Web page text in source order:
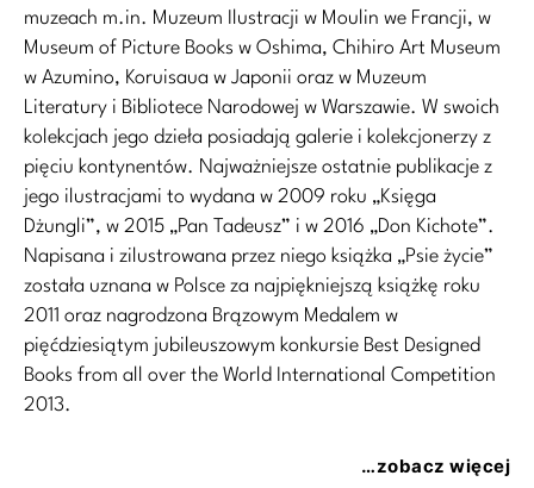
muzeach m.in. Muzeum Ilustracji w Moulin we Francji, w
Museum of Picture Books w Oshima, Chihiro Art Museum
w Azumino, Koruisaua w Japonii oraz w Muzeum
Literatury i Bibliotece Narodowej w Warszawie. W swoich
kolekcjach jego dzieła posiadają galerie i kolekcjonerzy z
pięciu kontynentów. Najważniejsze ostatnie publikacje z
jego ilustracjami to wydana w 2009 roku „Księga
Dżungli”, w 2015 „Pan Tadeusz” i w 2016 „Don Kichote”.
Napisana i zilustrowana przez niego książka „Psie życie”
została uznana w Polsce za najpiękniejszą książkę roku
2011 oraz nagrodzona Brązowym Medalem w
pięćdziesiątym jubileuszowym konkursie Best Designed
Books from all over the World International Competition
2013.
…zobacz więcej